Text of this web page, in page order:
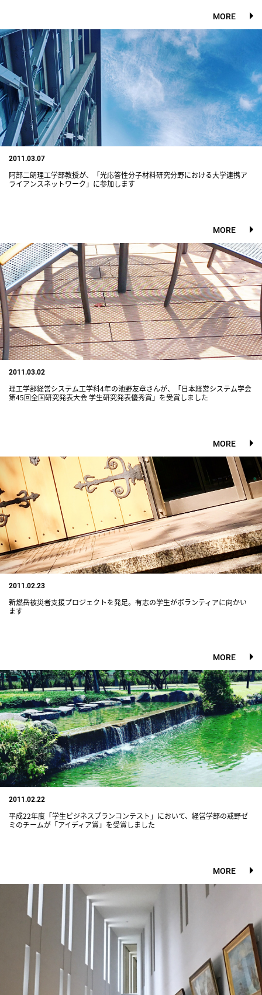
MORE
2011.03.07
阿部二朗理工学部教授が、「光応答性分子材料研究分野における大学連携ア
ライアンスネットワーク」に参加します
MORE
2011.03.02
理工学部経営システム工学科4年の池野友章さんが、「日本経営システム学会
第45回全国研究発表大会 学生研究発表優秀賞」を受賞しました
MORE
2011.02.23
新燃岳被災者支援プロジェクトを発足。有志の学生がボランティアに向かい
ます
MORE
2011.02.22
平成22年度「学生ビジネスプランコンテスト」において、経営学部の戒野ゼ
ミのチームが「アイディア賞」を受賞しました
MORE